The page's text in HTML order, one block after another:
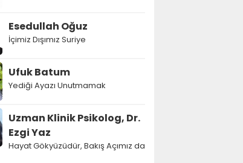
Esedullah Oğuz
İçimiz Dışımız Suriye
Ufuk Batum
Yediği Ayazı Unutmamak
Uzman Klinik Psikolog, Dr.
Ezgi Yaz
Hayat Gökyüzüdür, Bakış Açımız da